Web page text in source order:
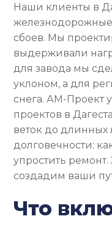
Наши клиенты в
железнодорожные
сбоев. Мы
выдерживали
для завода мы
уклоном, а для
снега. АМ-Проект
проектов в
веток до
долговечности:
упростить
создадим ваши
Что